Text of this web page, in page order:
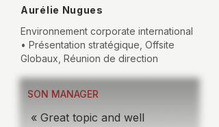
Aurélie Nugues
Environnement corporate international
• Présentation stratégique, Offsite
Globaux, Réunion de direction
SON MANAGER
« Great topic and well